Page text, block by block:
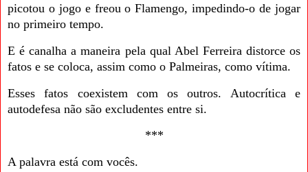
picotou o jogo e freou o Flamengo, impedindo-o de jogar
no primeiro tempo.
E é canalha a maneira pela qual Abel Ferreira distorce os
fatos e se coloca, assim como o Palmeiras, como vítima.
Esses fatos coexistem com os outros. Autocrítica e
autodefesa não são excludentes entre si.
***
A palavra está com vocês.